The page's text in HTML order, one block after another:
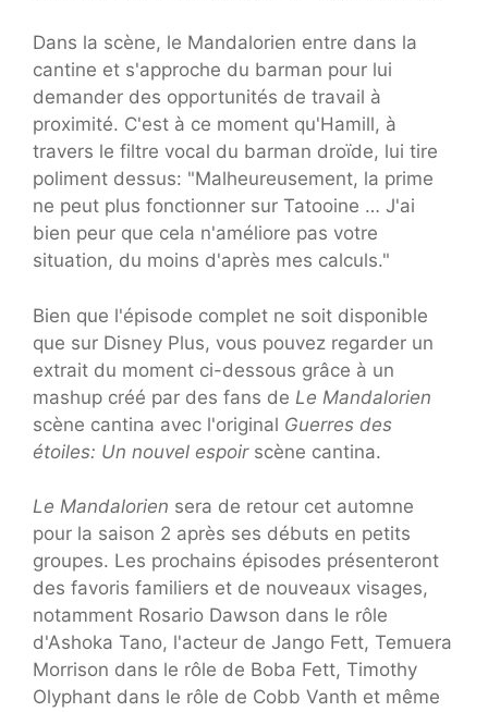
Dans la scène, le Mandalorien entre dans la
cantine et s'approche du barman pour lui
demander des opportunités de travail à
proximité. C'est à ce moment qu'Hamill, à
travers le filtre vocal du barman droïde, lui tire
poliment dessus: "Malheureusement, la prime
ne peut plus fonctionner sur Tatooine … J'ai
bien peur que cela n'améliore pas votre
situation, du moins d'après mes calculs."
Bien que l'épisode complet ne soit disponible
que sur Disney Plus, vous pouvez regarder un
extrait du moment ci-dessous grâce à un
mashup créé par des fans de Le Mandalorien
scène cantina avec l'original Guerres des
étoiles: Un nouvel espoir scène cantina.
Le Mandalorien sera de retour cet automne
pour la saison 2 après ses débuts en petits
groupes. Les prochains épisodes présenteront
des favoris familiers et de nouveaux visages,
notamment Rosario Dawson dans le rôle
d'Ashoka Tano, l'acteur de Jango Fett, Temuera
Morrison dans le rôle de Boba Fett, Timothy
Olyphant dans le rôle de Cobb Vanth et même